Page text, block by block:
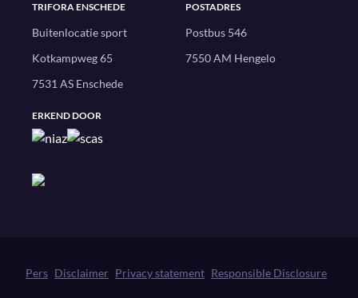
TRIFORA ENSCHEDE
Buitenlocatie sport
Kotkampweg 65
7531 AS Enschede
POSTADRES
Postbus 546
7550 AM Hengelo
ERKEND DOOR
Pers Disclaimer Privacy statement Responsible Disclosure